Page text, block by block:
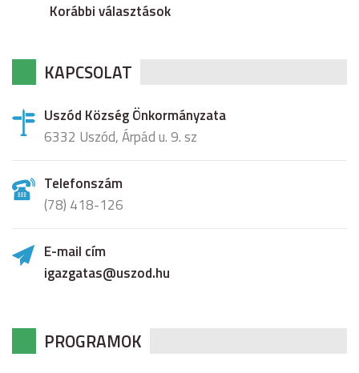
Korábbi választások
KAPCSOLAT
Uszód Község Önkormányzata
6332 Uszód, Árpád u. 9. sz
Telefonszám
(78) 418-126
E-mail cím
igazgatas@uszod.hu
PROGRAMOK